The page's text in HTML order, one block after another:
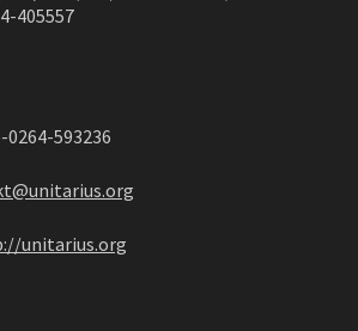
405557
0264-593236
unitarius.org